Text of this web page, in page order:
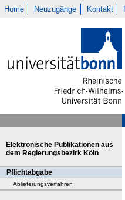
Home Neuzugänge Kontakt
Elektronische Publikationen aus
dem Regierungsbezirk Köln
Pflichtabgabe
Ablieferungsverfahren